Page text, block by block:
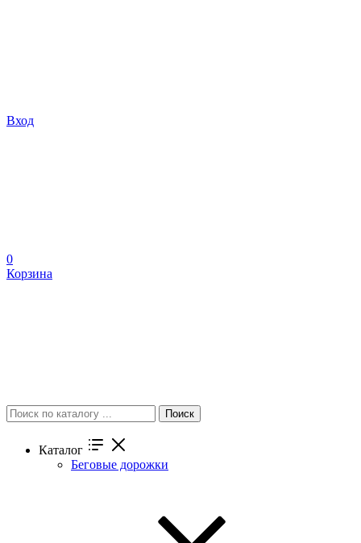
Вход
0
Корзина
Поиск
Каталог
Беговые дорожки